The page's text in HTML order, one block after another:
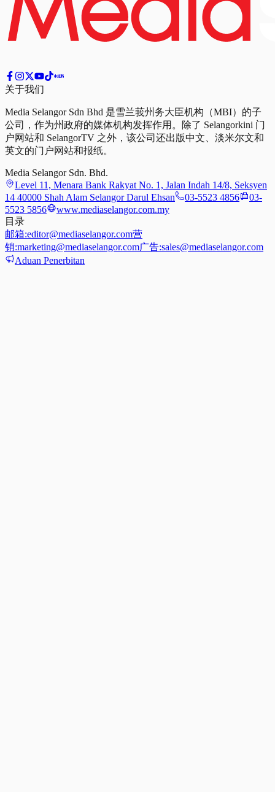
关于我们
Media Selangor Sdn Bhd 是雪兰莪州务大臣机构（MBI）的子
公司，作为州政府的媒体机构发挥作用。除了 Selangorkini 门
户网站和 SelangorTV 之外，该公司还出版中文、淡米尔文和
英文的门户网站和报纸。
Media Selangor Sdn. Bhd.
Level 11, Menara Bank Rakyat No. 1, Jalan Indah 14/8, Seksyen
14 40000 Shah Alam Selangor Darul Ehsan
03-5523 4856
03-
5523 5856
www.mediaselangor.com.my
目录
邮箱:editor@mediaselangor.com营
销:marketing@mediaselangor.com广告:sales@mediaselangor.com
Aduan Penerbitan